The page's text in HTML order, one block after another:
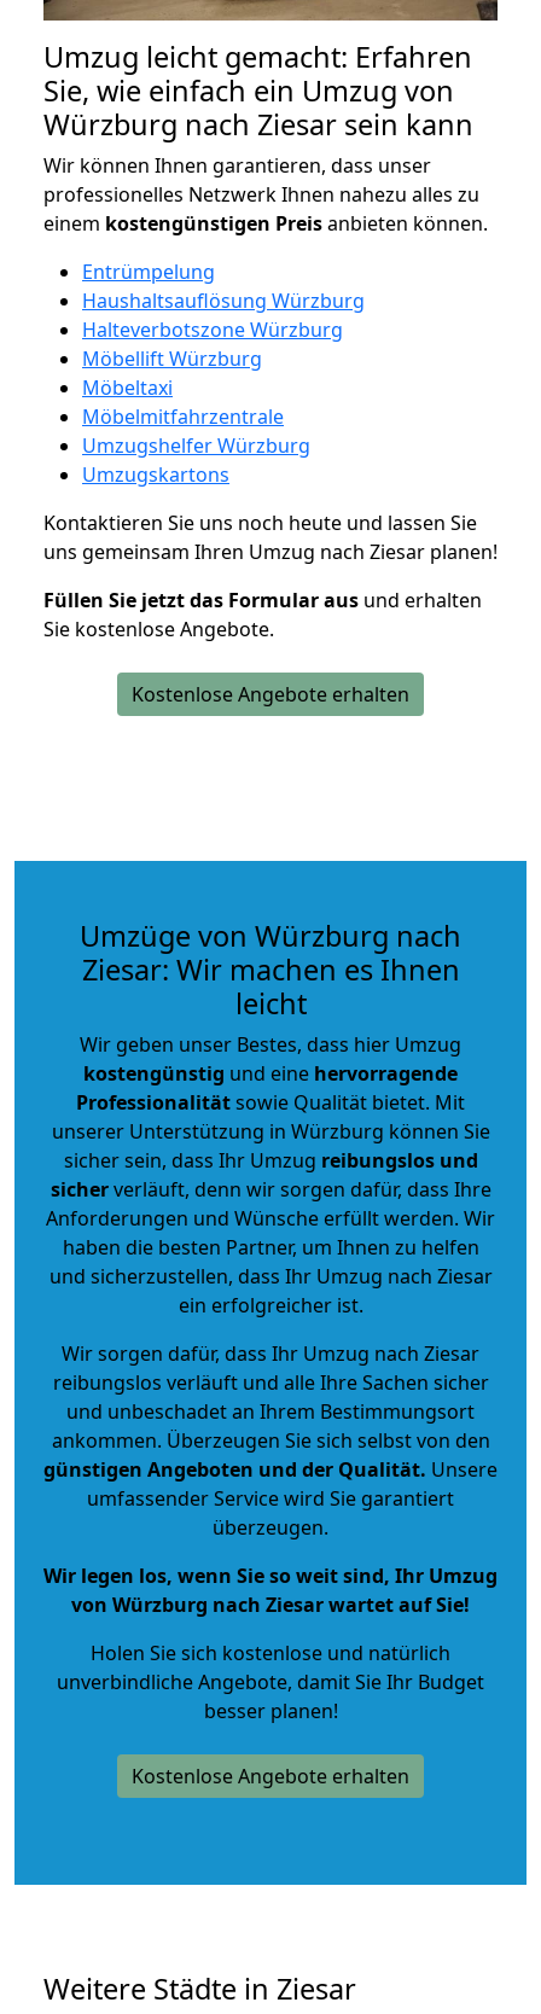
Umzug leicht gemacht: Erfahren
Sie, wie einfach ein Umzug von
Würzburg nach Ziesar sein kann
Wir können Ihnen garantieren, dass unser
professionelles Netzwerk Ihnen nahezu alles zu
einem kostengünstigen Preisanbieten können.
Entrümpelung
Haushaltsauflösung Würzburg
Halteverbotszone Würzburg
Möbellift Würzburg
Möbeltaxi
Möbelmitfahrzentrale
Umzugshelfer Würzburg
Umzugskartons
Kontaktieren Sie uns noch heute und lassen Sie
uns gemeinsam Ihren Umzug nach Ziesar planen!
Füllen Sie jetzt das Formular aus und erhalten
Sie kostenlose Angebote.
Kostenlose Angebote erhalten
Umzüge von Würzburg nach
Ziesar: Wir machen es Ihnen
leicht
Wir geben unser Bestes, dass hier Umzug
kostengünstig und eine hervorragende
Professionalitätsowie Qualität bietet. Mit
unserer Unterstützung in Würzburg können Sie
sicher sein, dass Ihr Umzug reibungslos und
sicherverläuft, denn wir sorgen dafür, dass Ihre
Anforderungen und Wünsche erfüllt werden. Wir
haben die besten Partner, um Ihnen zu helfen
und sicherzustellen, dass Ihr Umzug nach Ziesar
ein erfolgreicher ist.
Wir sorgen dafür, dass Ihr Umzug nach Ziesar
reibungslos verläuft und alle Ihre Sachen sicher
und unbeschadet an Ihrem Bestimmungsort
ankommen. Überzeugen Sie sich selbst von den
günstigen Angeboten und der Qualität. Unsere
umfassender Service wird Sie garantiert
überzeugen.
Wir legen los, wenn Sie so weit sind, Ihr Umzug
von Würzburg nach Ziesar wartet auf Sie!
Holen Sie sich kostenlose und natürlich
unverbindliche Angebote, damit Sie Ihr Budget
besser planen!
Kostenlose Angebote erhalten
Weitere Städte in Ziesar